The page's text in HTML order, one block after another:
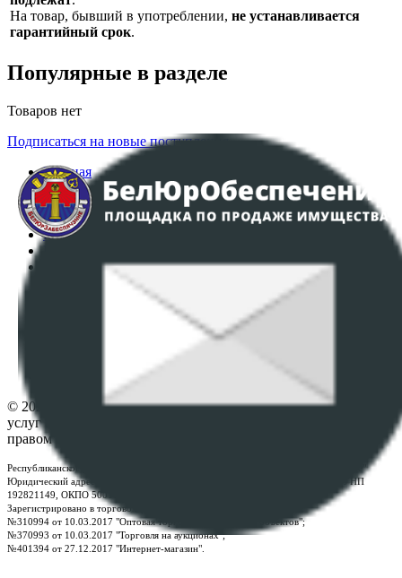
На товар, бывший в употреблении, не устанавливается
гарантийный срок.
Популярные в разделе
Товаров нет
Подписаться на новые поступления
Главная
Аукционы
Интернет-магазин
Регламент организации и проведения торгов
Политика в отношении обработки персональных
ПОЛОЖЕНИЕ О ПОЛИТИКЕ ОБРАБОТКИ COOKIE-
Настройки cookie-файлов
© 2026 Республиканское унитарное предприятие по оказанию
услуг "БелЮрОбеспечение" - Все права защищены авторским
правом
Республиканское унитарное предприятие по оказанию услуг "БелЮрОбеспечение"
Юридический адрес: г. Минск, пр-т. Дзержинского, 1Б, e-mail:
, УНП
192821149, ОКПО 500111895000
Зарегистрировано в торговом реестре Республики Беларусь:
№310994 от 10.03.2017 "Оптовая торговля без торговых объектов";
№370993 от 10.03.2017 "Торговля на аукционах";
№401394 от 27.12.2017 "Интернет-магазин".